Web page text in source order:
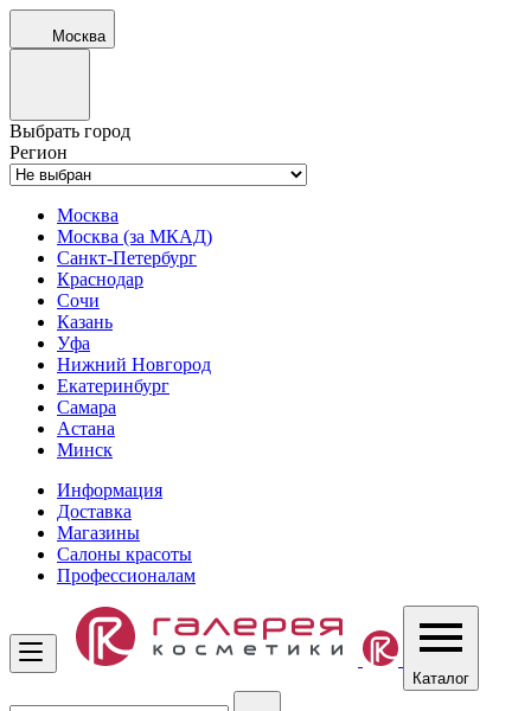
Москва
Выбрать город
Регион
Москва
Москва (за МКАД)
Санкт-Петербург
Краснодар
Сочи
Казань
Уфа
Нижний Новгород
Екатеринбург
Самара
Астана
Минск
Информация
Доставка
Магазины
Салоны красоты
Профессионалам
Каталог